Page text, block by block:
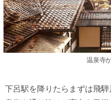
温泉寺
下呂駅を降りたらまずは飛